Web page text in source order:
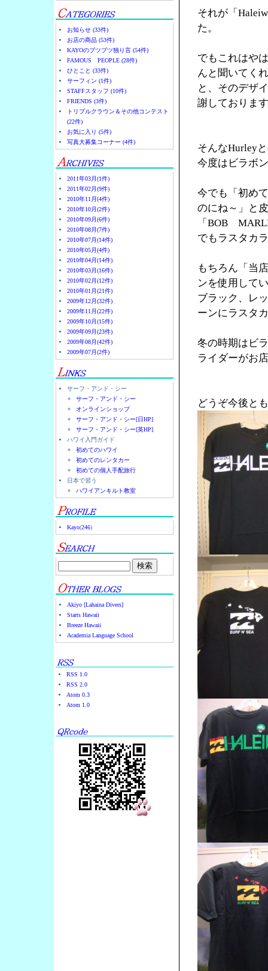
お知らせ (33件)
お店の商品 (53件)
KAYOのブツブツ独り言 (54件)
FAMOUS PEOPLE (28件)
ひとこと (33件)
サーフィン (1件)
STAFFスタッフ (10件)
FRIENDS (3件)
トリプルクラウン＆その他コンテスト
(22件)
お気に入り (5件)
写真大募集コーナー (4件)
2011年03月(1件)
2011年02月(9件)
2010年11月(4件)
2010年10月(2件)
2010年09月(6件)
2010年08月(7件)
2010年07月(14件)
2010年05月(4件)
2010年04月(14件)
2010年03月(16件)
2010年02月(12件)
2010年01月(21件)
2009年12月(32件)
2009年11月(22件)
2009年10月(15件)
2009年09月(23件)
2009年08月(42件)
2009年07月(2件)
サーフ・アンド・シー
サーフ・アンド・シー
オンラインショップ
サーフ・アンド・シー[日HP]
サーフ・アンド・シー[英HP]
ハワイ入門ガイド
初めてのハワイ
初めてのレンタカー
初めての個人手配旅行
日本で習う
ハワイアンキルト教室
Kayo(246)
Akiyo [Lahaina Divers]
Starts Hawaii
Breeze Hawaii
Academia Language School
RSS 1.0
RSS 2.0
Atom 0.3
Atom 1.0
それが「
た。
でもこれはや
んと聞いてく
と、そのデザ
謝しておりま
そんなHurley
今度はビラボ
今でも「初め
のにね～」と
「BOB
でもラスタカ
もちろん「当
ンを使用して
ブラック、レ
ーンにラスタ
冬の時期はビ
ライダーがお
どうぞ今後と